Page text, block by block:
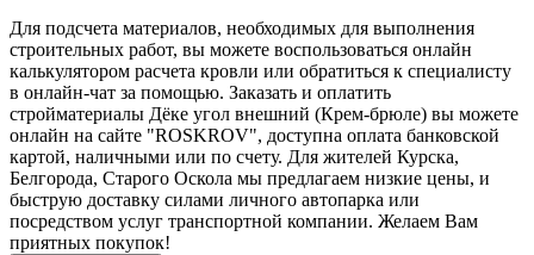
Для подсчета материалов, необходимых для выполнения
строительных работ, вы можете воспользоваться онлайн
калькулятором расчета кровли или обратиться к специалисту
в онлайн-чат за помощью. Заказать и оплатить
стройматериалы Дёке угол внешний (Крем-брюле) вы можете
онлайн на сайте "ROSKROV", доступна оплата банковской
картой, наличными или по счету. Для жителей Курска,
Белгорода, Старого Оскола мы предлагаем низкие цены, и
быструю доставку силами личного автопарка или
посредством услуг транспортной компании. Желаем Вам
приятных покупок!